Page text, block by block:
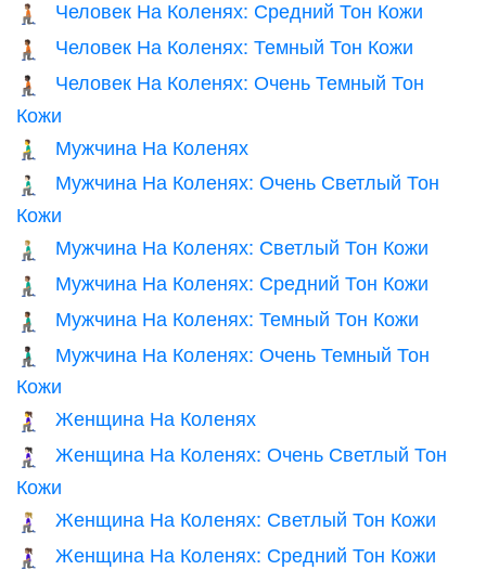
🧎🏽 Человек На Коленях: Средний Тон Кожи
🧎🏾 Человек На Коленях: Темный Тон Кожи
🧎🏿
Человек На Коленях: Очень Темный Тон
Кожи
🧎‍♂️ Мужчина На Коленях
🧎🏻‍♂️
Мужчина На Коленях: Очень Светлый Тон
Кожи
🧎🏼‍♂️ Мужчина На Коленях: Светлый Тон Кожи
🧎🏽‍♂️ Мужчина На Коленях: Средний Тон Кожи
🧎🏾‍♂️ Мужчина На Коленях: Темный Тон Кожи
🧎🏿‍♂️
Мужчина На Коленях: Очень Темный Тон
Кожи
🧎‍♀️ Женщина На Коленях
🧎🏻‍♀️
Женщина На Коленях: Очень Светлый Тон
Кожи
🧎🏼‍♀️ Женщина На Коленях: Светлый Тон Кожи
🧎🏽‍♀️ Женщина На Коленях: Средний Тон Кожи